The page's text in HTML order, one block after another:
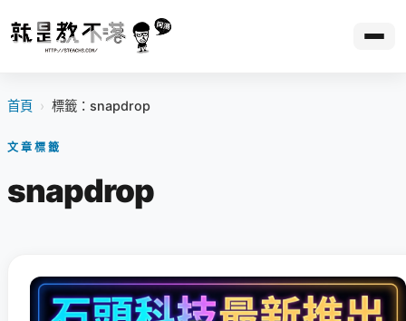
首頁 › 標籤：snapdrop
文章標籤
snapdrop